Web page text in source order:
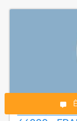
*Champs
1 PLACE